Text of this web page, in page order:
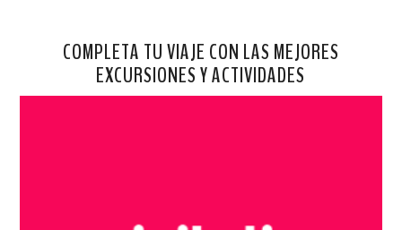
COMPLETA TU VIAJE CON LAS MEJORES
EXCURSIONES Y ACTIVIDADES